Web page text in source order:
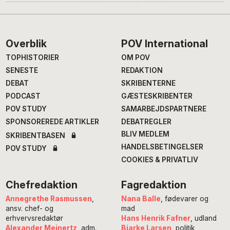
Footer
Overblik
TOPHISTORIER
SENESTE
DEBAT
PODCAST
POV STUDY
SPONSOREREDE ARTIKLER
SKRIBENTBASEN
POV STUDY
POV International
OM POV
REDAKTION
SKRIBENTERNE
GÆSTESKRIBENTER
SAMARBEJDSPARTNERE
DEBATREGLER
BLIV MEDLEM
HANDELSBETINGELSER
COOKIES & PRIVATLIV
Chefredaktion
Annegrethe Rasmussen
ansv. chef- og
erhvervsredaktør
Alexander Meinertz , adm.
Fagredaktion
Nana Balle , fødevarer og
mad
Hans Henrik Fafner, udland
Bjarke Larsen , politik